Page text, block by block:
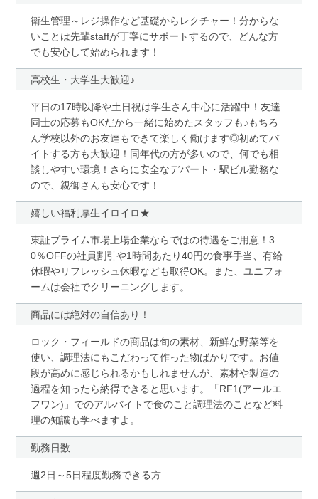
衛生管理～レジ操作など基礎からレクチャー！分からな
いことは先輩staffが丁寧にサポートするので、どんな方
でも安心して始められます！
高校生・大学生大歓迎♪
平日の17時以降や土日祝は学生さん中心に活躍中！友達
同士の応募もOKだから一緒に始めたスタッフも♪もちろ
ん学校以外のお友達もできて楽しく働けます◎初めてバ
イトする方も大歓迎！同年代の方が多いので、何でも相
談しやすい環境！さらに安全なデパート・駅ビル勤務な
ので、親御さんも安心です！
嬉しい福利厚生イロイロ★
東証プライム市場上場企業ならではの待遇をご用意！3
0％OFFの社員割引や1時間あたり40円の食事手当、有給
休暇やリフレッシュ休暇なども取得OK。また、ユニフォ
ームは会社でクリーニングします。
商品には絶対の自信あり！
ロック・フィールドの商品は旬の素材、新鮮な野菜等を
使い、調理法にもこだわって作った物ばかりです。お値
段が高めに感じられるかもしれませんが、素材や製造の
過程を知ったら納得できると思います。「RF1(アールエ
フワン)」でのアルバイトで食のこと調理法のことなど料
理の知識も学べますよ。
勤務日数
週2日～5日程度勤務できる方